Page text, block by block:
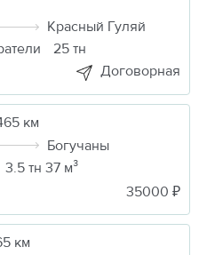
Красный Гуляй
25 тн
Договорная
км
Богучаны
3.5 тн 37 м³
35000 ₽
км